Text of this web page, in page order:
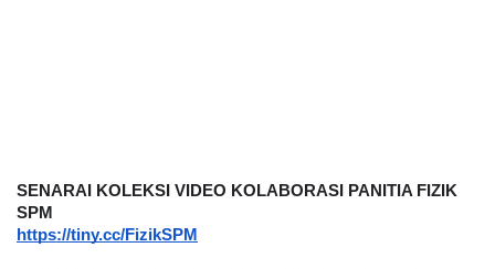
SENARAI KOLEKSI VIDEO KOLABORASI PANITIA FIZIK
SPM
https://tiny.cc/FizikSPM